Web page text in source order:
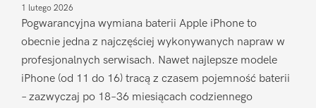
1 lutego 2026
Pogwarancyjna wymiana baterii Apple iPhone to
obecnie jedna z najczęściej wykonywanych napraw w
profesjonalnych serwisach. Nawet najlepsze modele
iPhone (od 11 do 16) tracą z czasem pojemność baterii
– zazwyczaj po 18–36 miesiącach codziennego